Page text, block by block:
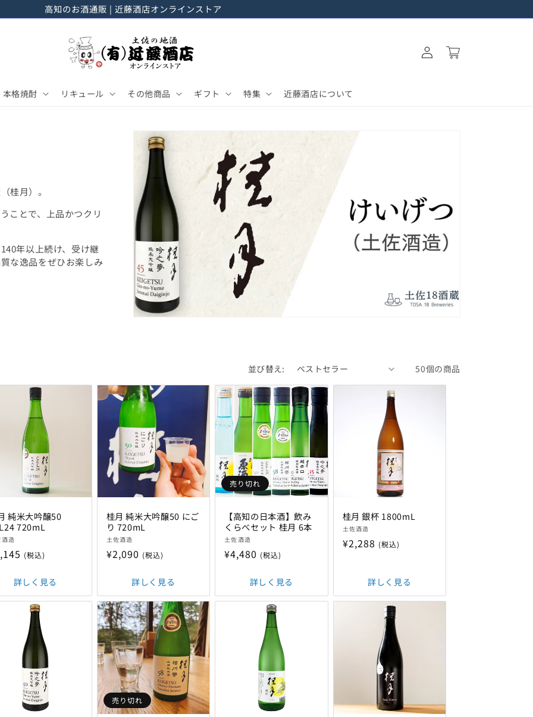
高知のお酒通販 | 近藤酒店オンラインストア
本格焼酎 リキュール その他商品 ギフト 特集 近藤酒店について
グ
イ
ー
桂月）。
ことで、上品かつクリ
年以上続け、受け継
な逸品をぜひお楽しみ
並び替え: 50個の商品
純米大吟醸50
720mL
造
(税込)
詳しく見る
桂月 純米大吟醸50 にご
り 720mL
販
売
土佐酒造
通
格
¥2,090 (税込)
詳しく見る
売り切れ
【高知の日本酒】飲み
くらべセット 桂月 6本
販
売
土佐酒造
通
格
¥4,480 (税込)
詳しく見る
桂月 銀杯 1800mL
販
売
土佐酒造
通
¥2,288 (税込)
詳しく見る
売り切れ